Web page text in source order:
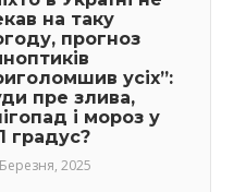
на таку
прогноз
усіх”:
пре злива,
і мороз у
градус?
2025